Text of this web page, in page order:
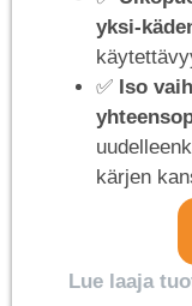
✅ Iso
kärjen
Lue laaja